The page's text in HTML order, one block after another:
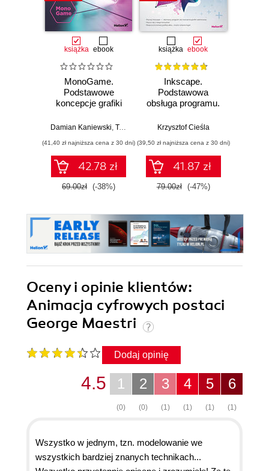
książka ebook
MonoGame.
Podstawowe
koncepcje grafiki
Damian Kaniewski Tomasz Dziubak ,Jacek Matulewski
(41,40 zł najniższa cena z 30 dni)
42.78 zł
69.00zł (-38%)
książka ebook
Inkscape.
Podstawowa
obsługa programu.
rozszerzone i
Krzysztof Cieśla
(39,50 zł najniższa cena z 30 dni)
41.87 zł
79.00zł (-47%)
Oceny i opinie klientów:
Animacja cyfrowych postaci
George Maestri
Dodaj opinię
6
(1)
5
(1)
4
(1)
3
(1)
2
(0)
1
(0)
4.5
Wszystko w jednym, tzn. modelowanie we
wszystkich bardziej znanych technikach...